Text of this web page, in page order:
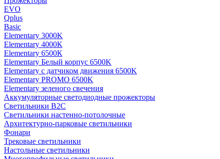
EVO
Qplus
Basic
Elementary 3000K
Elementary 4000К
Elementary 6500К
Elementary Белый корпус 6500K
Elementary с датчиком движения 6500K
Elementary PROMO 6500K
Elementary зеленого свечения
Аккумуляторные светодиодные прожекторы
Светильники B2C
Светильники настенно-потолочные
Архитектурно-парковые светильники
Фонари
Трековые светильники
Настольные светильники